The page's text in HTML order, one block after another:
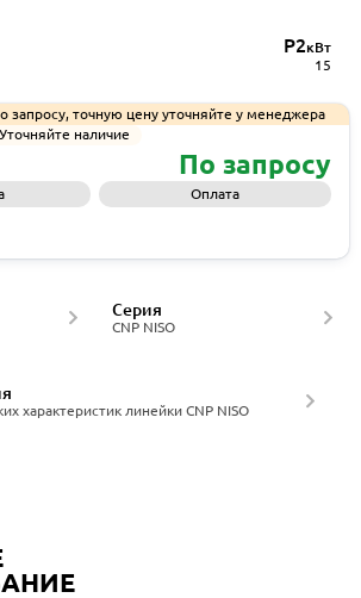
P2кВт
15
запросу, точную цену уточняйте у менеджера
Уточняйте наличие
По запросу
Оплата
CNP NISO
Серия
характеристик линейки CNP NISO